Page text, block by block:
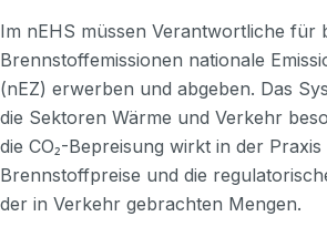
Im nEHS müssen Verantwortliche für
Brennstoffemissionen nationale
(nEZ) erwerben und abgeben. Das
die Sektoren Wärme und Verkehr
die CO₂-Bepreisung wirkt in der
Brennstoffpreise und die
der in Verkehr gebrachten Mengen.